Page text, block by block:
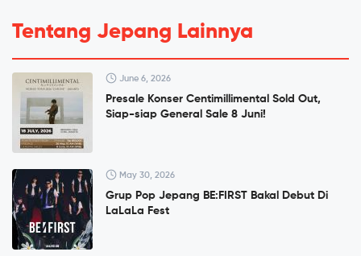
Tentang Jepang Lainnya
June 6, 2026
Presale Konser Centimillimental Sold Out,
Siap-siap General Sale 8 Juni!
May 30, 2026
Grup Pop Jepang BE:FIRST Bakal Debut Di
LaLaLa Fest